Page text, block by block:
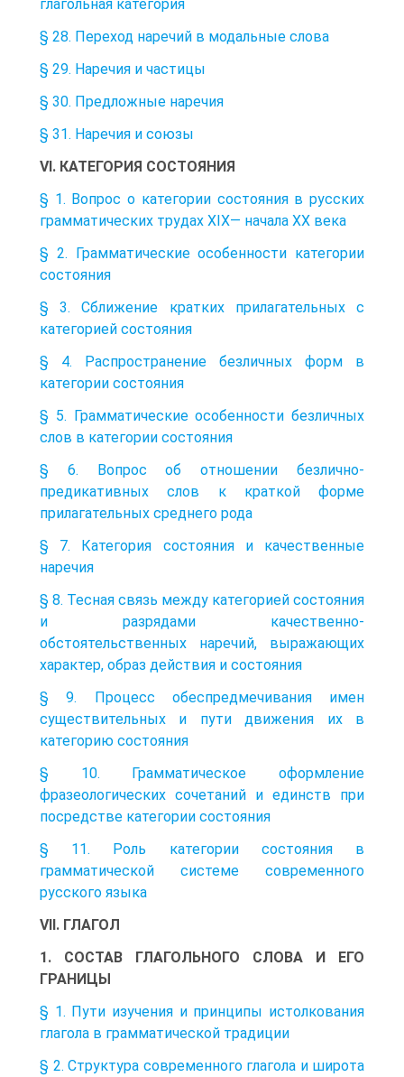
глагольная категория
§ 28. Переход наречий в модальные слова
§ 29. Наречия и частицы
§ 30. Предложные наречия
§ 31. Наречия и союзы
VI. КАТЕГОРИЯ СОСТОЯНИЯ
§ 1. Вопрос о категории состояния в русских
грамматических трудах XIX— начала XX века
§ 2. Грамматические особенности категории
состояния
§ 3. Сближение кратких прилагательных с
категорией состояния
§ 4. Распространение безличных форм в
категории состояния
§ 5. Грамматические особенности безличных
слов в категории состояния
§ 6. Вопрос об отношении безлично-
предикативных слов к краткой форме
прилагательных среднего рода
§ 7. Категория состояния и качественные
наречия
§ 8. Тесная связь между категорией состояния
и разрядами качественно-
обстоятельственных наречий, выражающих
характер, образ действия и состояния
§ 9. Процесс обеспредмечивания имен
существительных и пути движения их в
категорию состояния
§ 10. Грамматическое оформление
фразеологических сочетаний и единств при
посредстве категории состояния
§ 11. Роль категории состояния в
грамматической системе современного
русского языка
VII. ГЛАГОЛ
1. СОСТАВ ГЛАГОЛЬНОГО СЛОВА И ЕГО
ГРАНИЦЫ
§ 1. Пути изучения и принципы истолкования
глагола в грамматической традиции
§ 2. Структура современного глагола и широта